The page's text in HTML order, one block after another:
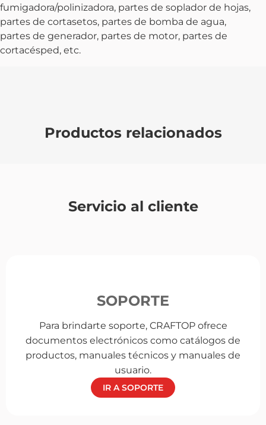
fumigadora/polinizadora, partes de soplador de hojas,
partes de cortasetos, partes de bomba de agua,
partes de generador, partes de motor, partes de
cortacésped, etc.
Productos relacionados
Servicio al cliente
SOPORTE
Para brindarte soporte, CRAFTOP ofrece
documentos electrónicos como catálogos de
productos, manuales técnicos y manuales de
usuario.
IR A SOPORTE